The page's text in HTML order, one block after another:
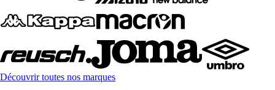
Découvrir toutes nos marques